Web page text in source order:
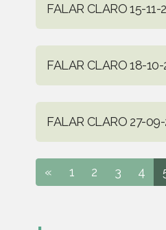
FALAR CLARO 15-11-
FALAR CLARO 18-10-
FALAR CLARO 27-09-
« 1 2 3 4